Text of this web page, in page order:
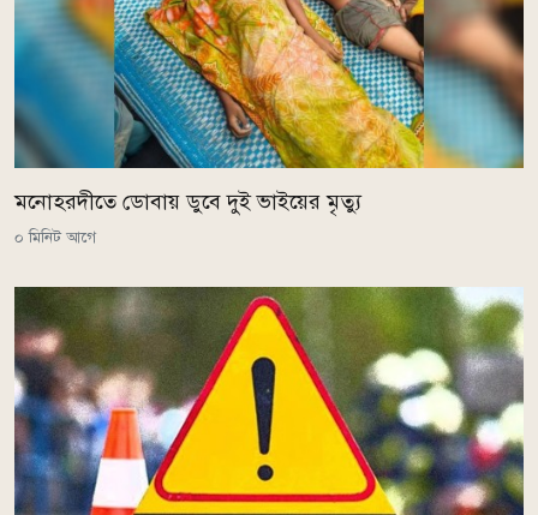
মনোহরদীতে ডোবায় ডুবে দুই ভাইয়ের মৃত্যু
০ মিনিট আগে